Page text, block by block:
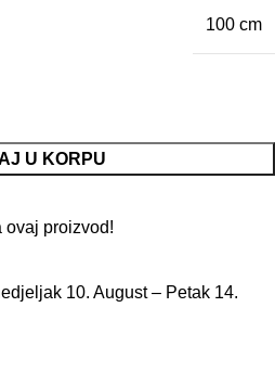
100 cm
U KORPU
ovaj proizvod!
10. August – Petak 14.